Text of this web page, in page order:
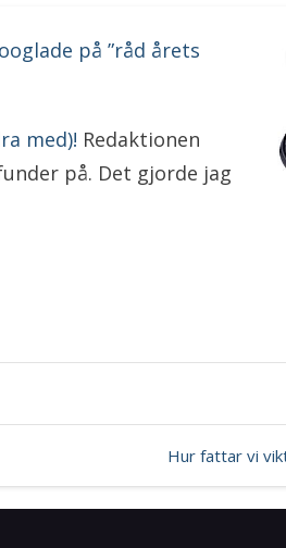
på ”råd årets
med)! Redaktionen
på. Det gjorde jag
Hur fattar vi